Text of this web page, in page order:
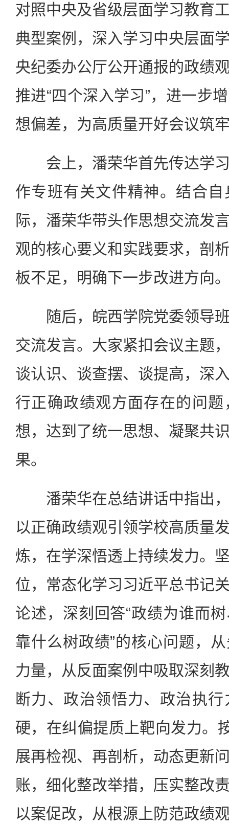
对照中央及省级层面学习教育
典型案例，深入学习中央层面
央纪委办公厅公开通报的政绩
推进“四个深入学习”，进一步
想偏差，为高质量开好会议筑
会上，潘荣华首先传达学习
作专班有关文件精神。结合
际，潘荣华带头作思想交流发
观的核心要义和实践要求，剖
板不足，明确下一步改进方向
随后，皖西学院党委领导班
交流发言。大家紧扣会议主题
谈认识、谈查摆、谈提高，深
行正确政绩观方面存在的问
想，达到了统一思想、凝聚共
果。
潘荣华在总结讲话中指出，
以正确政绩观引领学校高质量
炼，在学深悟透上持续发力。
位，常态化学习习近平总书记
论述，深刻回答“政绩为谁而
靠什么树政绩”的核心问题，
力量，从反面案例中吸取深刻
断力、政治领悟力、政治执
硬，在纠偏提质上靶向发力。
展再检视、再剖析，动态更新
账，细化整改举措，压实整改
以案促改，从根源上防范政绩